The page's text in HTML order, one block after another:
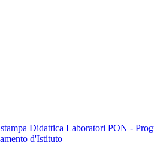
Didattica Laboratori PON -
d'Istituto